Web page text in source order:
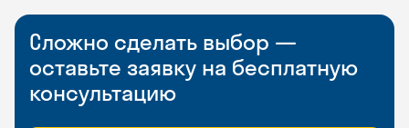
Сложно сделать выбор —
оставьте заявку на бесплатную
консультацию